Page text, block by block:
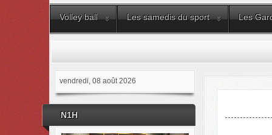
Volley ball Les samedis du sport Les
vendredi, 08 août 2026
N1H